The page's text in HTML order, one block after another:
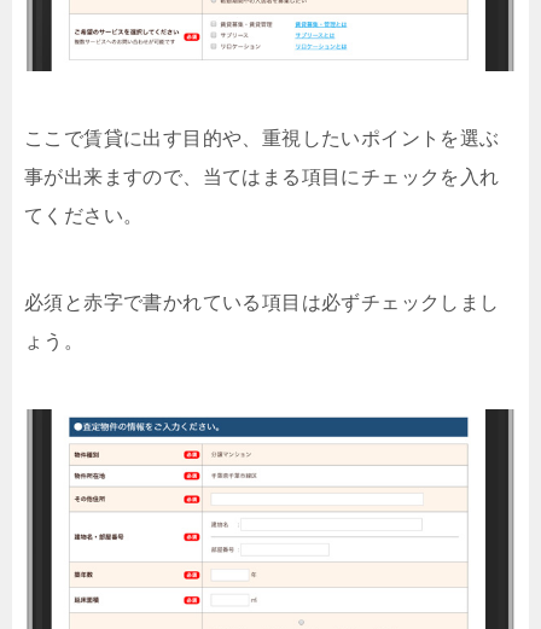
ここで賃貸に出す目的や、重視したいポイントを選ぶ
事が出来ますので、当てはまる項目にチェックを入れ
てください。
必須と赤字で書かれている項目は必ずチェックしまし
ょう。